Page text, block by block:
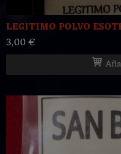
LEGITIMO POLVO
3,00 €